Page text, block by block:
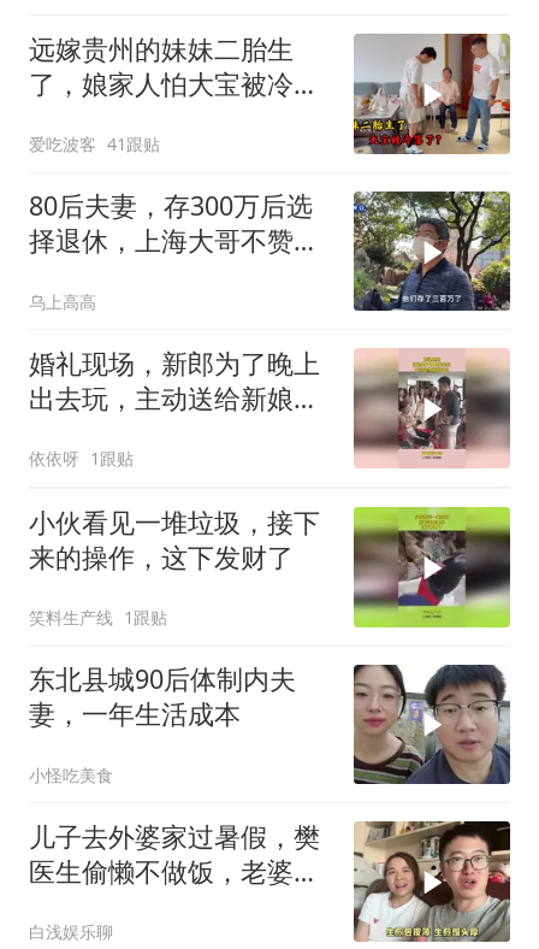
远嫁贵州的妹妹二胎生
了，娘家人怕大宝被冷
爱吃波客 41跟贴
80后夫妻，存300万后选
择退休，上海大哥不赞同
乌上高高
婚礼现场，新郎为了晚上
出去玩，主动送给新娘包
依依呀 1跟贴
小伙看见一堆垃圾，接下
来的操作，这下发财了
笑料生产线 1跟贴
东北县城90后体制内夫
妻，一年生活成本
小怪吃美食
儿子去外婆家过暑假，樊
医生偷懒不做饭，老婆亲
白浅娱乐聊